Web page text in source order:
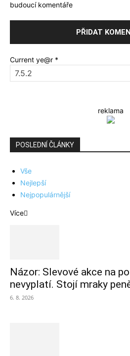
budoucí komentáře
Current ye@r *
reklama
POSLEDNÍ ČLÁNKY
Vše
Nejlepší
Nejpopulárnější
Více
Názor: Slevové akce na
nevyplatí. Stojí mraky
6. 8. 2026